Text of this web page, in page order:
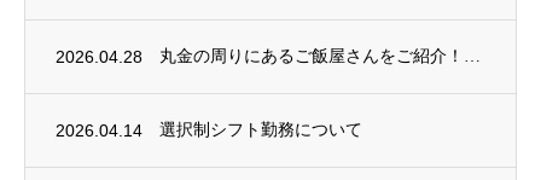
2026.04.28 丸金の周りにあるご飯屋さんをご紹介！
2026.04.14 選択制シフト勤務について